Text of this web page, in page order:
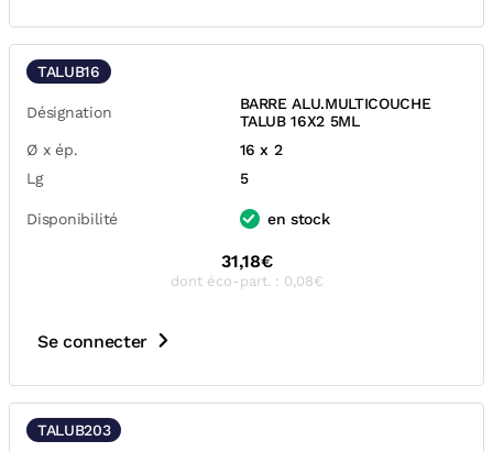
TALUB16
Désignation
BARRE ALU.MULTICOUCHE
TALUB 16X2 5ML
Ø x ép.
16 x 2
Lg
5
Disponibilité en stock
31,18€
dont éco-part. : 0,08€
Se connecter
TALUB203